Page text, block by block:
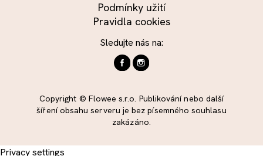
Podmínky užití
Pravidla cookies
Sledujte nás na:
Copyright © Flowee s.r.o. Publikování nebo další
šíření obsahu serveru je bez písemného souhlasu
zakázáno.
Privacy settings